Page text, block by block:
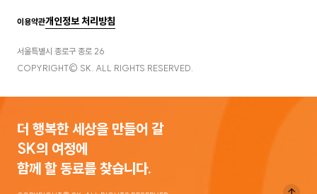
이용약관개인정보 처리방침
서울특별시 종로구 종로 26
COPYRIGHT© SK. ALL RIGHTS RESERVED.
더 행복한 세상을 만들어 갈
SK의 여정에
함께 할 동료를 찾습니다.